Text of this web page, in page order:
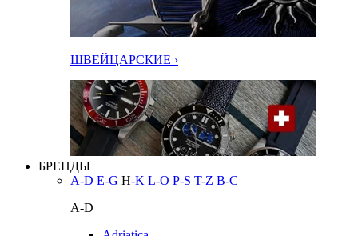
ШВЕЙЦАРСКИЕ ›
БРЕНДЫ
A-D E-G H-K L-O P-S T-Z В-С
A-D